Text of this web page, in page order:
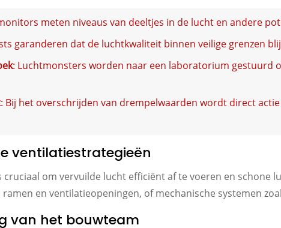
meten niveaus van deeltjes in de lucht en andere
garanderen dat de luchtkwaliteit binnen veilige grenzen
: Luchtmonsters worden naar een laboratorium gestuurd
: Bij het overschrijden van drempelwaarden wordt direct
ventilatiestrategieën
om vervuilde lucht efficiënt af te voeren en schone
en ventilatieopeningen, of mechanische systemen
van het bouwteam